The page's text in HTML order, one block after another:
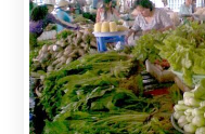
tế theo hướng công
và tăng thu nhập